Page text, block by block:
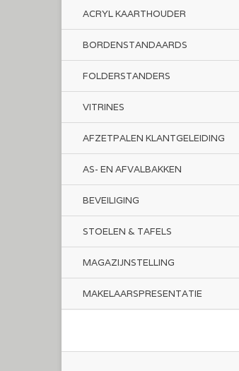
ACRYL KAARTHOUDER
BORDENSTANDAARDS
FOLDERSTANDERS
VITRINES
AFZETPALEN KLANTGELEIDING
AS- EN AFVALBAKKEN
BEVEILIGING
STOELEN & TAFELS
MAGAZIJNSTELLING
MAKELAARSPRESENTATIE